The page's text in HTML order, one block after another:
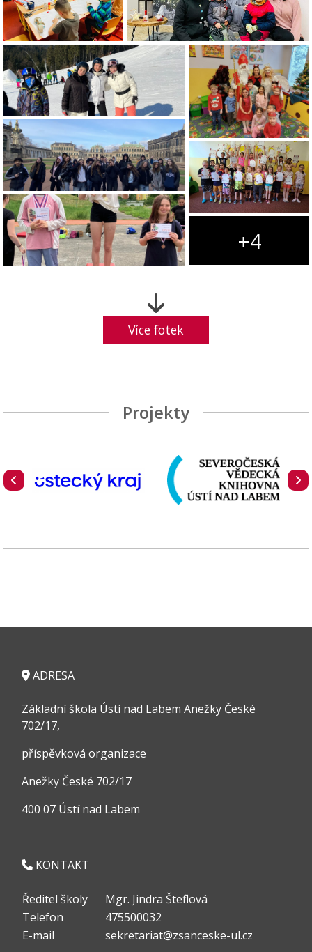
+4
Více fotek
Projekty
ADRESA
Základní škola Ústí nad Labem Anežky České
702/17,
příspěvková organizace
Anežky České 702/17
400 07 Ústí nad Labem
KONTAKT
Ředitel školy
Mgr. Jindra Šteflová
Telefon
475500032
E-mail
sekretariat@zsanceske-ul.cz